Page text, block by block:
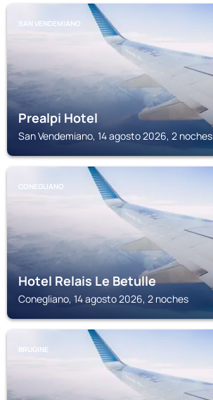
SAN VENDEMIANO
Prealpi Hotel
San Vendemiano, 14 agosto 2026, 2 noches
CONEGLIANO
Hotel Relais Le Betulle
Conegliano, 14 agosto 2026, 2 noches
BRUGINE